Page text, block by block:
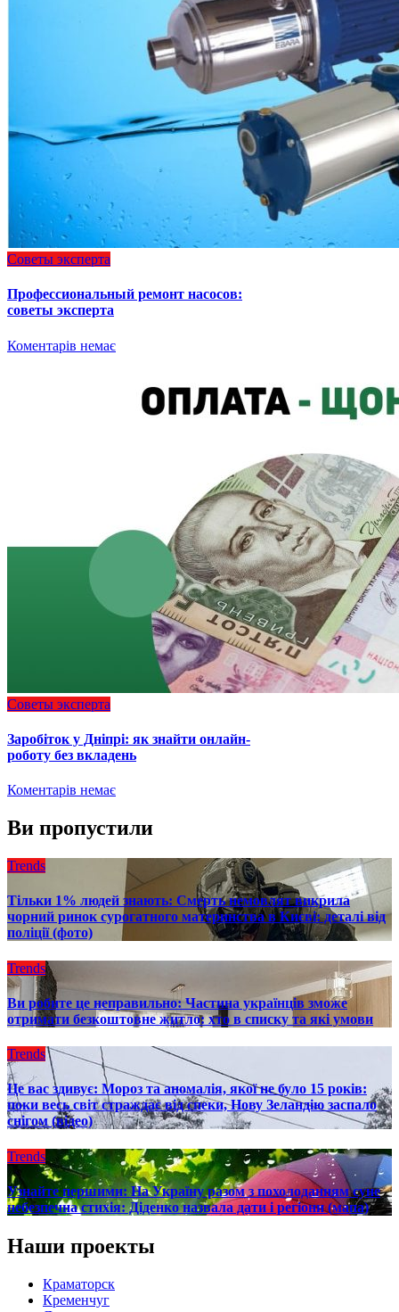
Советы эксперта
Профессиональный ремонт насосов:
советы эксперта
Коментарів немає
Советы эксперта
Заробіток у Дніпрі: як знайти онлайн-
роботу без вкладень
Коментарів немає
Ви пропустили
Trends
Тільки 1% людей знають: Смерть немовлят викрила
чорний ринок сурогатного материнства в Києві: деталі від
поліції (фото)
Trends
Ви робите це неправильно: Частина українців зможе
отримати безкоштовне житло: хто в списку та які умови
Trends
Це вас здивує: Мороз та аномалія, якої не було 15 років:
поки весь світ страждає від спеки, Нову Зеландію заспало
снігом (відео)
Trends
Узнайте першими: На Україну разом з похолоданням суне
небезпечна стихія: Діденко назвала дати і регіони (мапа)
Наши проекты
Краматорск
Кременчуг